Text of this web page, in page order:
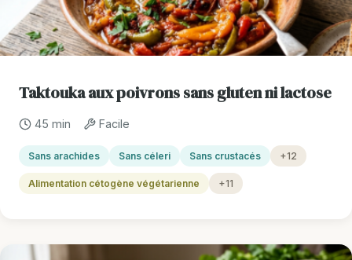
Taktouka aux poivrons sans gluten ni lactose
45 min Facile
Sans arachides Sans céleri Sans crustacés +12
Alimentation cétogène végétarienne +11